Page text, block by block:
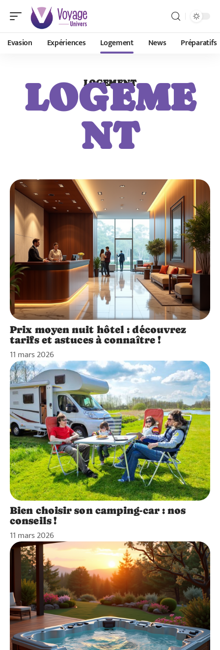
Evasion Expériences Logement News Préparatifs
LOGEMENT
LOGEME
NT
Prix moyen nuit hôtel : découvrez
tarifs et astuces à connaître !
11 mars 2026
Bien choisir son camping-car : nos
conseils !
11 mars 2026